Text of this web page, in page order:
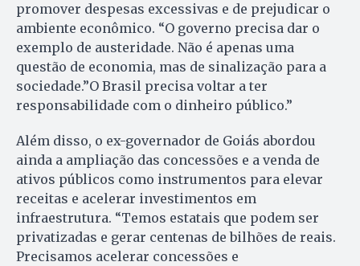
promover despesas excessivas e de prejudicar o
ambiente econômico. “O governo precisa dar o
exemplo de austeridade. Não é apenas uma
questão de economia, mas de sinalização para a
sociedade.”O Brasil precisa voltar a ter
responsabilidade com o dinheiro público.”
Além disso, o ex-governador de Goiás abordou
ainda a ampliação das concessões e a venda de
ativos públicos como instrumentos para elevar
receitas e acelerar investimentos em
infraestrutura. “Temos estatais que podem ser
privatizadas e gerar centenas de bilhões de reais.
Precisamos acelerar concessões e